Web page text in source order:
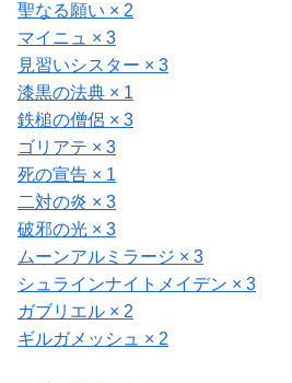
聖なる願い × 2
マイニュ × 3
見習いシスター × 3
漆黒の法典 × 1
鉄槌の僧侶 × 3
ゴリアテ × 3
死の宣告 × 1
二対の炎 × 3
破邪の光 × 3
ムーンアルミラージ × 3
シュラインナイトメイデン × 3
ガブリエル × 2
ギルガメッシュ × 2